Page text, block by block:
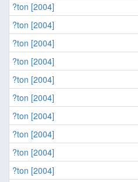
?ton [2004]
?ton [2004]
?ton [2004]
?ton [2004]
?ton [2004]
?ton [2004]
?ton [2004]
?ton [2004]
?ton [2004]
?ton [2004]